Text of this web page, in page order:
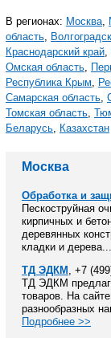
В регионах: Москва,
область,
Краснодарский край,
Омская область,
Республика Крым,
Самарская область,
Томская область,
Беларусь, Казахстан
Москва
Обработка и
Пескоструйная
кирпичных и
деревянных
кладки и дерева...
ТД ЭДКМ , +7
ТД ЭДКМ
товаров. На
разнообразных
Подробнее >>